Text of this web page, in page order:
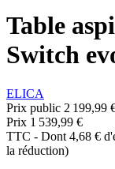
Table
Switch
ELICA
Prix public 2 199,99
Prix 1 539,99 €
TTC - Dont 4,68 €
la réduction)